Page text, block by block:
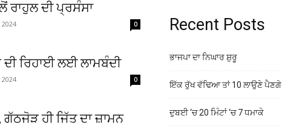
ਰਾਹੁਲ ਦੀ ਪ੍ਰਸੰਸਾ
2024 0
ਦੀ ਰਿਹਾਈ ਲਈ ਲਾਮਬੰਦੀ
2024 0
ਗੱਠਜੋੜ ਹੀ ਜਿੱਤ ਦਾ ਜ਼ਾਮਨ
Recent Posts
ਭਾਜਪਾ ਦਾ ਨਿਘਾਰ ਸ਼ੁਰੂ
ਇੱਕ ਰੁੱਖ ਵੱਢਿਆ ਤਾਂ 10 ਲਾਉਣੇ ਪੈਣਗੇ
ਦੁਬਈ ‘ਚ 20 ਮਿੰਟਾਂ ‘ਚ 7 ਧਮਾਕੇ